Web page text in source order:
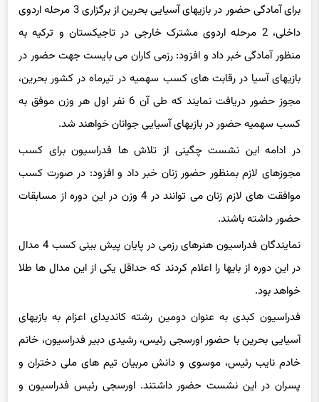
برای آمادگی حضور در بازیهای آسیایی بحرین از برگزاری 3 مرحله اردوی
داخلی، 2 مرحله اردوی مشترک خارجی در تاجیکستان و ترکیه به
منظور آمادگی خبر داد و افزود: رزمی کاران می بایست جهت حضور در
بازیهای آسیا در رقابت های کسب سهمیه در تیرماه در کشور بحرین،
مجوز حضور دریافت نمایند که طی آن 6 نفر اول هر وزن موفق به
کسب سهمیه حضور در بازیهای آسیایی جوانان خواهند شد.
در ادامه این نشست چگینی از تلاش ها فدراسیون برای کسب
مجوزهای لازم بمنظور حضور زنان خبر داد و افزود: در صورت کسب
موافقت های لازم زنان می توانند در 4 وزن در این دوره از مسابقات
حضور داشته باشند.
نمایندگان فدراسیون هنرهای رزمی در پایان پیش بینی کسب 4 مدال
در این دوره از بایها را اعلام کردند که حداقل یکی از این مدال ها طلا
خواهد بود.
فدراسیون کبدی به عنوان دومین رشته کاندیدای اعزام به بازیهای
آسیایی بحرین با حضور اورسجی رئیس، رشیدی دبیر فدراسیون، خانم
خادم نایب رئیس، موسوی و دانش مربیان تیم های ملی دختران و
پسران در این نشست حضور داشتند. اورسجی رئیس فدراسیون و